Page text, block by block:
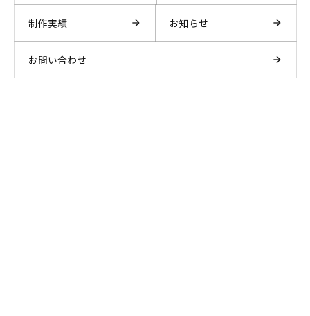
制作実績 お知らせ
お問い合わせ